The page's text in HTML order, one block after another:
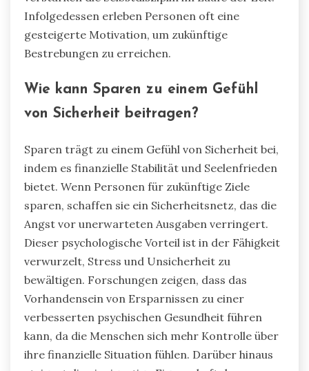
Infolgedessen erleben Personen oft eine
gesteigerte Motivation, um zukünftige
Bestrebungen zu erreichen.
Wie kann Sparen zu einem Gefühl
von Sicherheit beitragen?
Sparen trägt zu einem Gefühl von Sicherheit bei,
indem es finanzielle Stabilität und Seelenfrieden
bietet. Wenn Personen für zukünftige Ziele
sparen, schaffen sie ein Sicherheitsnetz, das die
Angst vor unerwarteten Ausgaben verringert.
Dieser psychologische Vorteil ist in der Fähigkeit
verwurzelt, Stress und Unsicherheit zu
bewältigen. Forschungen zeigen, dass das
Vorhandensein von Ersparnissen zu einer
verbesserten psychischen Gesundheit führen
kann, da die Menschen sich mehr Kontrolle über
ihre finanzielle Situation fühlen. Darüber hinaus